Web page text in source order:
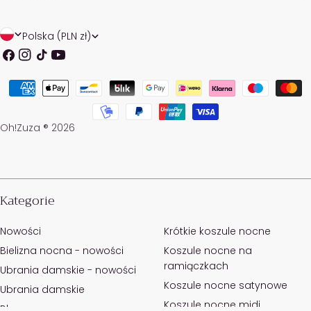
J
ę
k
K
r
a
j
/
e
g
o
n
Polska (PLN zł)
Facebook
Instagrama
TIK Youtube
Oh!Zuza ® 2026
Metody
Kategorie
Nowości
Bielizna nocna - nowości
Ubrania damskie - nowości
Ubrania damskie
Krótkie koszule nocne
Koszule nocne na
ramiączkach
Koszule nocne satynowe
Koszule nocne midi